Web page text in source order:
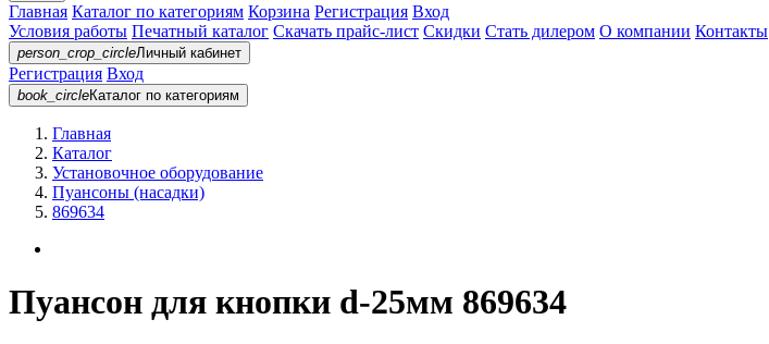
Главная Каталог по категориям Корзина Регистрация Вход
Условия работы Печатный каталог Скачать прайс-лист Скидки Стать дилером О компании Контакты
person_crop_circleЛичный кабинет
Регистрация Вход
book_circleКаталог по категориям
Главная
Каталог
Установочное оборудование
Пуансоны (насадки)
869634
Пуансон для кнопки d-25мм 869634